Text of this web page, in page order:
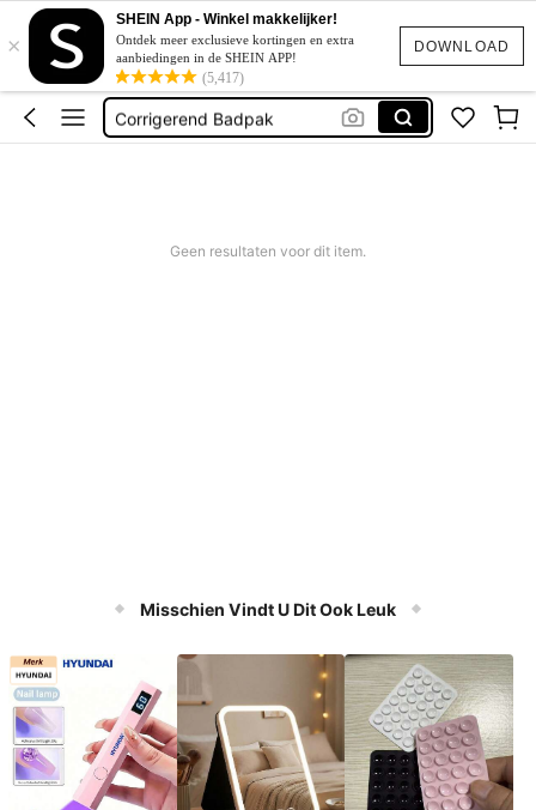
DOWNLOAD
×
SHEIN App - Winkel makkelijker!
Ontdek meer exclusieve kortingen en extra
aanbiedingen in de SHEIN APP!
(5,417)
Squishy
Bikini
Trouwjurk
Corrigerend Badpak
Geen resultaten voor dit item.
Misschien Vindt U Dit Ook Leuk